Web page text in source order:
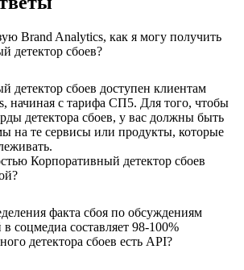
Brand Analytics, как я могу получить
детектор сбоев?
детектор сбоев доступен клиентам
начиная с тарифа СП5. Для того, чтобы
детектора сбоев, у вас должны быть
на те сервисы или продукты, которые
Корпоративный детектор сбоев
факта сбоя по обсуждениям
в соцмедиа составляет 98-100%
детектора сбоев есть API?